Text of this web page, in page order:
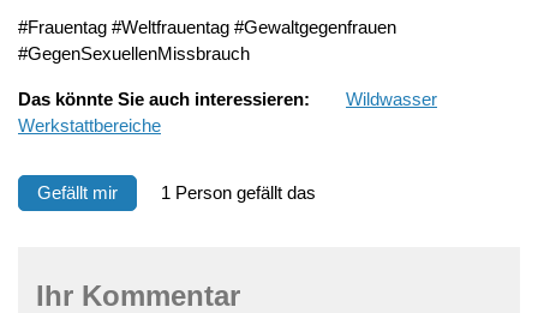
#Frauentag #Weltfrauentag #Gewaltgegenfrauen
#GegenSexuellenMissbrauch
Das könnte Sie auch interessieren:
Wildwasser
Werkstattbereiche
Gefällt mir 1 Person gefällt das
Ihr Kommentar